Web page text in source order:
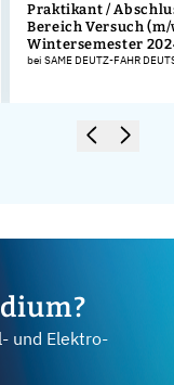
Praktikant /
Bereich Versuch
Wintersemester
bei SAME DEUTZ-FAHR
und Elektro-